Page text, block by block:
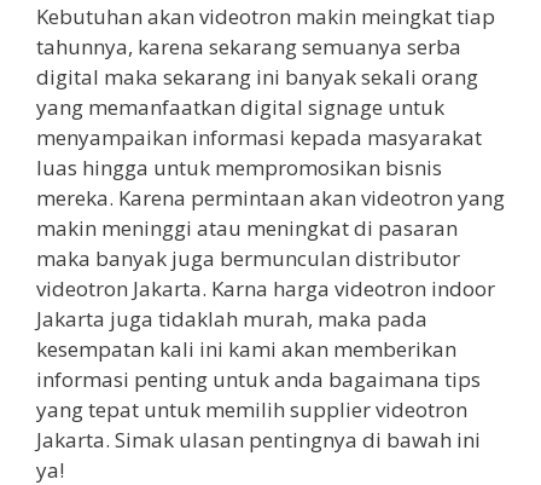
Kebutuhan akan videotron makin meingkat tiap
tahunnya, karena sekarang semuanya serba
digital maka sekarang ini banyak sekali orang
yang memanfaatkan digital signage untuk
menyampaikan informasi kepada masyarakat
luas hingga untuk mempromosikan bisnis
mereka. Karena permintaan akan videotron yang
makin meninggi atau meningkat di pasaran
maka banyak juga bermunculan distributor
videotron Jakarta. Karna harga videotron indoor
Jakarta juga tidaklah murah, maka pada
kesempatan kali ini kami akan memberikan
informasi penting untuk anda bagaimana tips
yang tepat untuk memilih supplier videotron
Jakarta. Simak ulasan pentingnya di bawah ini
ya!